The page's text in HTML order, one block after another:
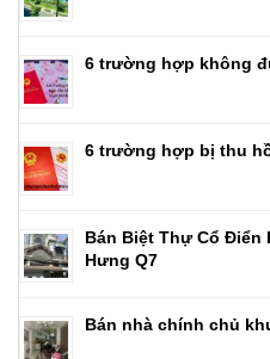
6 trường hợp không
6 trường hợp bị thu
Bán Biệt Thự Cổ Điển
Hưng Q7
Bán nhà chính chủ